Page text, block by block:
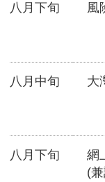
八月下旬 風
八月中旬 大
八月下旬
網
(